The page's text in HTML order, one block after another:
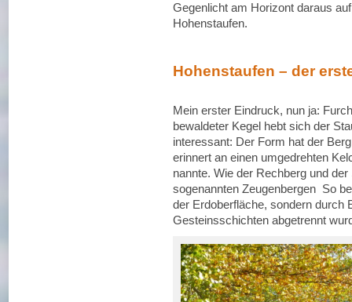
Gegenlicht am Horizont daraus
Hohenstaufen.
Hohenstaufen – der
Mein erster Eindruck, nun ja:
bewaldeter Kegel hebt sich der
interessant: Der Form hat der
erinnert an einen umgedrehten
nannte. Wie der Rechberg und
sogenannten Zeugenbergen So
der Erdoberfläche, sondern durch
Gesteinsschichten abgetrennt